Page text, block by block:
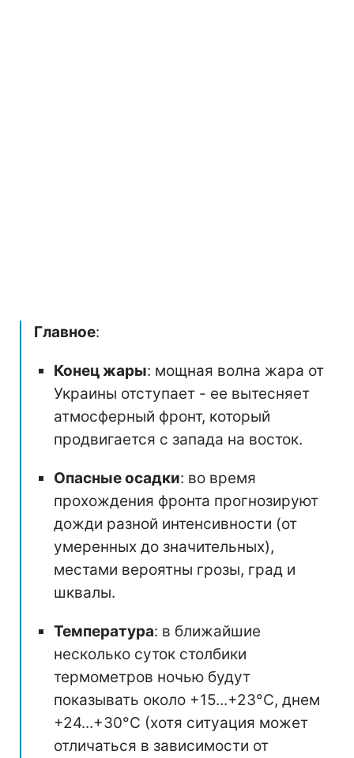
Главное:
Конец жары: мощная волна жара от
Украины отступает - ее вытесняет
атмосферный фронт, который
продвигается с запада на восток.
Опасные осадки: во время
прохождения фронта прогнозируют
дожди разной интенсивности (от
умеренных до значительных),
местами вероятны грозы, град и
шквалы.
Температура: в ближайшие
несколько суток столбики
термометров ночью будут
показывать около +15...+23°С, днем
+24...+30°C (хотя ситуация может
отличаться в зависимости от